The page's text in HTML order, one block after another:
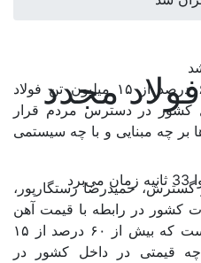
مجدد
مشخص نیست که بیش از ۶۰ درصد از ۱۵ میلیون تن فولاد
کشور در دسترس مردم قرار
بر چه مبنایی و با چه سیستمی
گسترش، حمیدرضا رستگارپور،
کشور در رابطه با قیمت آهن
و فولاد اظهار کرد: مشخص نیست که بیش از ۶۰ درصد از ۱۵
قیمتی در داخل کشور در